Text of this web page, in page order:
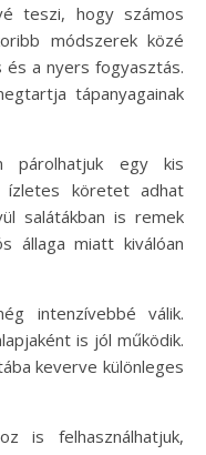
teszi, hogy számos
módszerek közé
a nyers fogyasztás.
tápanyagainak
párolhatjuk egy kis
ízletes köretet adhat
salátákban is remek
állaga miatt kiválóan
intenzívebbé válik.
is jól működik.
keverve különleges
is felhasználhatjuk,